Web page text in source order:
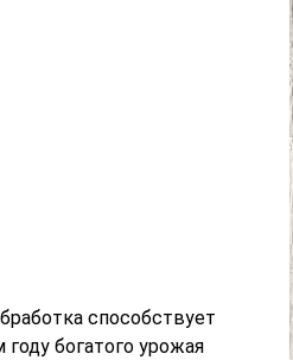
способствует
богатого урожая